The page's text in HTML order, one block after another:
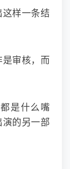
样一条结
审核，而
是什么嘴
的另一部